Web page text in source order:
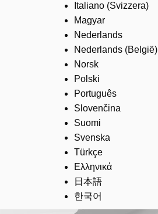
Italiano (Svizzera)
Magyar
Nederlands
Nederlands (België)
Norsk
Polski
Português
Slovenčina
Suomi
Svenska
Türkçe
Ελληνικά
日本語
한국어